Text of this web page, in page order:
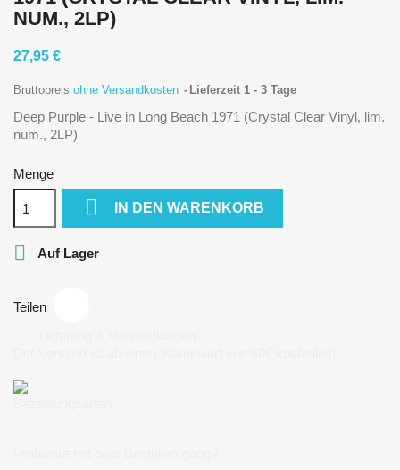
NUM., 2LP)
27,95 €
Bruttopreis ohne Versandkosten Lieferzeit 1 - 3 Tage
Deep Purple - Live in Long Beach 1971 (Crystal Clear Vinyl, lim.
num., 2LP)
Menge
 IN DEN WARENKORB
 Auf Lager
Teilen